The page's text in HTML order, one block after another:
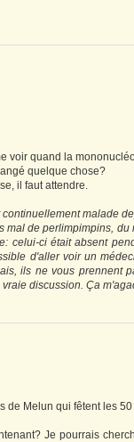
voir quand la
quelque chose?
il faut attendre.
malade
de perlimpimpins,
celui-ci était absent
d'aller voir un
ils ne vous prennent
discussion. Ça
de Melun qui fêtent les
Je pourrais